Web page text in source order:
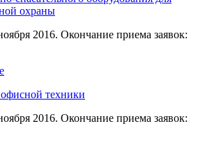
охраны
2016. Окончание приема заявок:
техники
2016. Окончание приема заявок: